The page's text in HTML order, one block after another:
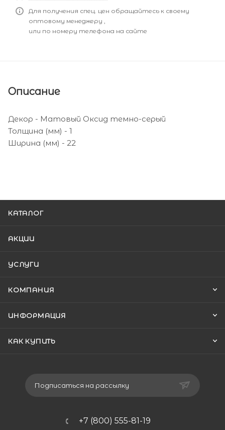
Для получения спец. цен обращайтесь к своему
оптовому менеджеру ,
или по номеру телефона на сайте
Описание
Декор - Матовый Оксид темно-серый
Толщина (мм) - 1
Ширина (мм) - 22
КАТАЛОГ
АКЦИИ
УСЛУГИ
КОМПАНИЯ
ИНФОРМАЦИЯ
КАК КУПИТЬ
Подписаться на рассылку
+7 (800) 555-81-19